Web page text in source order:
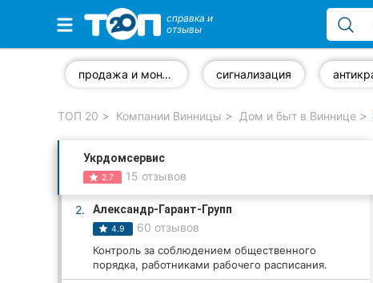
Избранные компании
Стоматологии
Ветеринарные клиники
Частные клиники
Автошколы
справка и
отзывы
продажа и монтаж систем видеонаблюдения сигнализация
ТОП 20 Компании Винницы Дом и быт в Виннице
Укрдомсервис
2.7 15 отзывов
2. Александр-Гарант-Групп
4.9 60 отзывов
Контроль за соблюдением общественного
порядка, работниками рабочего расписания.